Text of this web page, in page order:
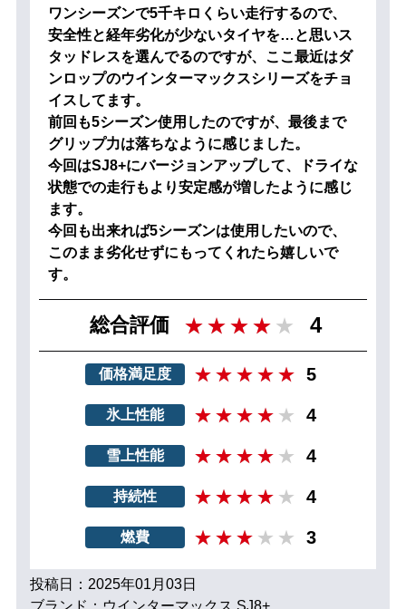
ワンシーズンで5千キロくらい走行するので、
安全性と経年劣化が少ないタイヤを…と思いス
タッドレスを選んでるのですが、ここ最近はダ
ンロップのウインターマックスシリーズをチョ
イスしてます。
前回も5シーズン使用したのですが、最後まで
グリップ力は落ちなように感じました。
今回はSJ8+にバージョンアップして、ドライな
状態での走行もより安定感が増したように感じ
ます。
今回も出来れば5シーズンは使用したいので、
このまま劣化せずにもってくれたら嬉しいで
す。
総合評価 4
価格満足度 5
氷上性能 4
雪上性能 4
持続性 4
燃費 3
投稿日：2025年01月03日
ブランド：ウインターマックス SJ8+